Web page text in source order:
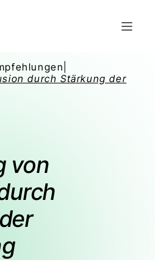
durch Stärkung der
von